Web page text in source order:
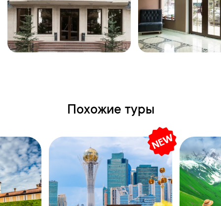
Похожие туры